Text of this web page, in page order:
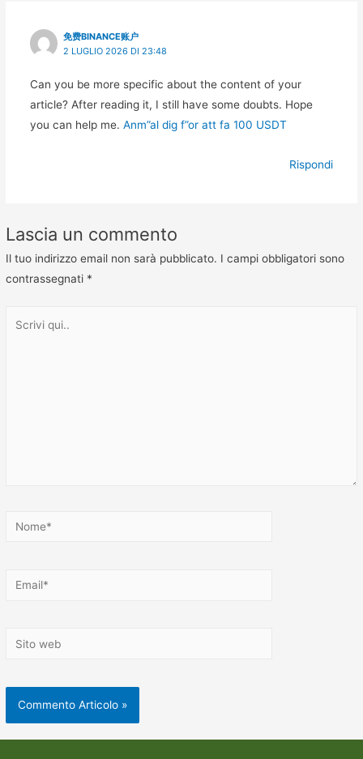
免费BINANCE账户
2 LUGLIO 2026 DI 23:48
Can you be more specific about the content of your
article? After reading it, I still have some doubts. Hope
you can help me. Anm”al dig f”or att fa 100 USDT
Rispondi
Lascia un commento
Il tuo indirizzo email non sarà pubblicato. I campi obbligatori sono
contrassegnati *